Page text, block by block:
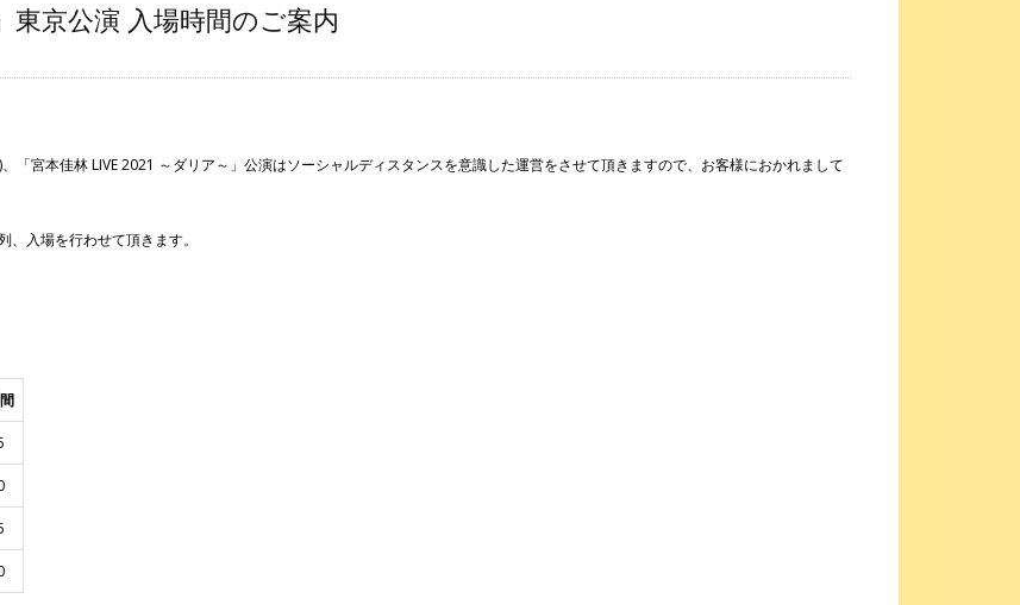
東京公演 入場時間のご案内
「宮本佳林 LIVE 2021 ～ダリア～」公演はソーシャルディスタンスを意識した運営をさせて頂きますので、お客様におかれまして
入場を行わせて頂きます。